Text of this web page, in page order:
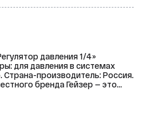
давления 1/4»
бренда Гейзер — это
эффективную работу вашего